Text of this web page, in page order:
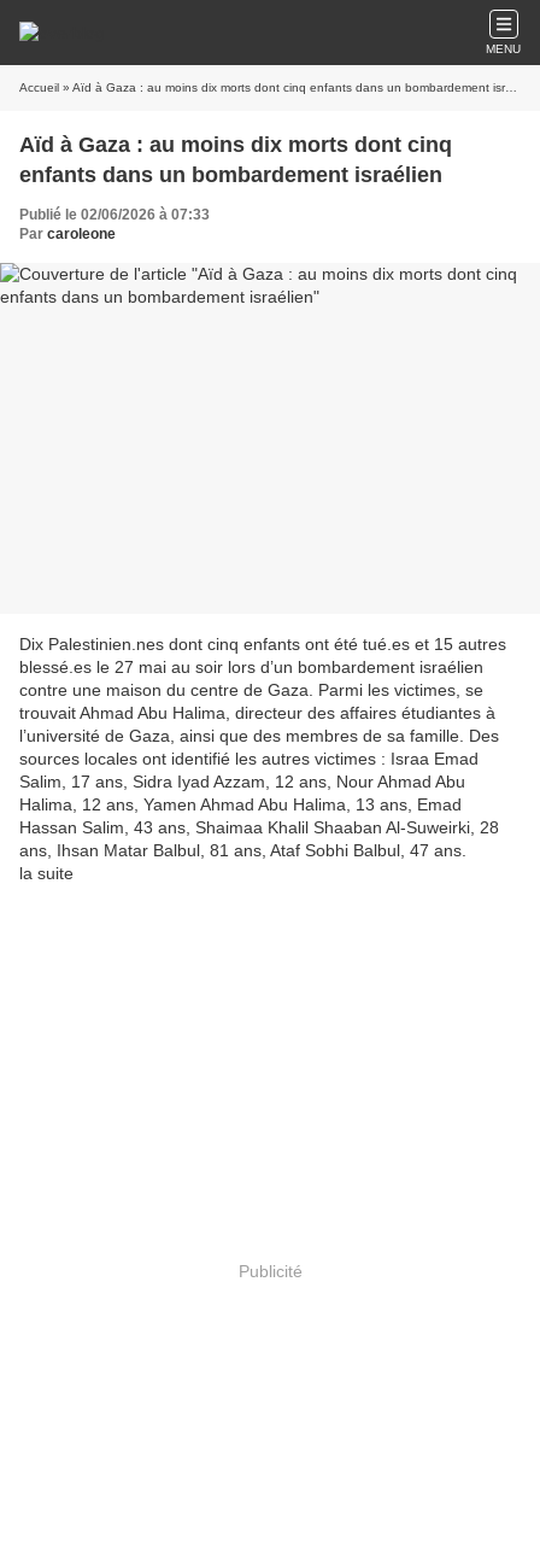
MENU
Accueil » Aïd à Gaza : au moins dix morts dont cinq enfants dans un bombardement israélien
Aïd à Gaza : au moins dix morts dont cinq
enfants dans un bombardement israélien
Publié le 02/06/2026 à 07:33
Par caroleone
Dix Palestinien.nes dont cinq enfants ont été tué.es et 15 autres
blessé.es le 27 mai au soir lors d’un bombardement israélien
contre une maison du centre de Gaza. Parmi les victimes, se
trouvait Ahmad Abu Halima, directeur des affaires étudiantes à
l’université de Gaza, ainsi que des membres de sa famille. Des
sources locales ont identifié les autres victimes : Israa Emad
Salim, 17 ans, Sidra Iyad Azzam, 12 ans, Nour Ahmad Abu
Halima, 12 ans, Yamen Ahmad Abu Halima, 13 ans, Emad
Hassan Salim, 43 ans, Shaimaa Khalil Shaaban Al-Suweirki, 28
ans, Ihsan Matar Balbul, 81 ans, Ataf Sobhi Balbul, 47 ans.
la suite
Publicité